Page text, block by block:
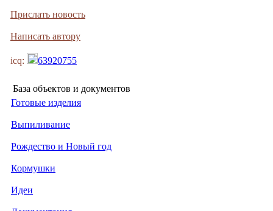
Прислать новость
Написать автору
icq: 63920755
База объектов и документов
Готовые изделия
Выпиливание
Рождество и Новый год
Кормушки
Идеи